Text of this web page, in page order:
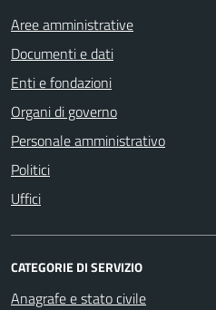
Aree amministrative
Documenti e dati
Enti e fondazioni
Organi di governo
Personale amministrativo
Politici
Uffici
CATEGORIE DI SERVIZIO
Anagrafe e stato civile